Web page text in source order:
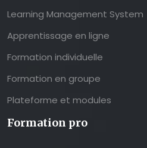
Learning Management System
Apprentissage en ligne
Formation individuelle
Formation en groupe
Plateforme et modules
Formation pro